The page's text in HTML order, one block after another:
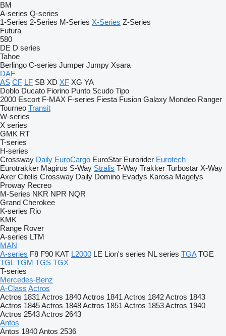
BM
A-series Q-series
1-Series 2-Series M-Series X-Series Z-Series
Futura
580
DE D series
Tahoe
Berlingo C-series Jumper Jumpy Xsara
DAF
AS CF LF SB XD XF XG YA
Doblo Ducato Fiorino Punto Scudo Tipo
2000 Escort F-MAX F-series Fiesta Fusion Galaxy Mondeo Ranger
Tourneo Transit
W-series
X series
GMK RT
T-series
H-series
Crossway Daily EuroCargo EuroStar Eurorider Eurotech
Eurotrakker Magirus S-Way Stralis T-Way Trakker Turbostar X-Way
Axer Citelis Crossway Daily Domino Evadys Karosa Magelys
Proway Recreo
M-Series NKR NPR NQR
Grand Cherokee
K-series Rio
KMK
Range Rover
A-series LTM
MAN
A-series F8 F90 KAT L2000 LE Lion's series NL series TGA TGE
TGL TGM TGS TGX
T-series
Mercedes-Benz
A-Class Actros
Actros 1831 Actros 1840Actros 1841 Actros 1842Actros 1843
Actros 1845Actros 1848Actros 1851 Actros 1853Actros 1940
Actros 2543Actros 2643
Antos
Antos 1840Antos 2536